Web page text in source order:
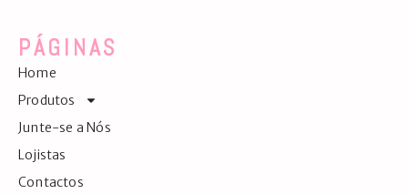
PÁGINAS
Home
Produtos
Junte-se a Nós
Lojistas
Contactos